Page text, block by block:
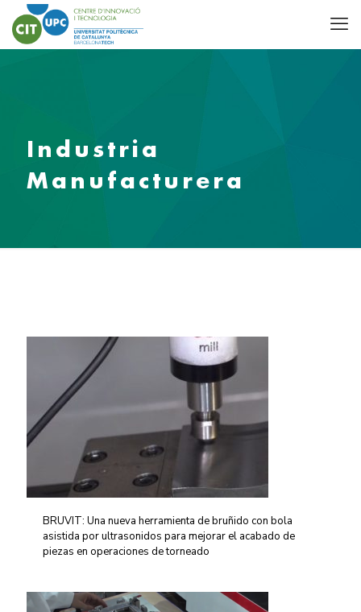
Industria
Manufacturera
BRUVIT: Una nueva herramienta de bruñido con bola
asistida por ultrasonidos para mejorar el acabado de
piezas en operaciones de torneado